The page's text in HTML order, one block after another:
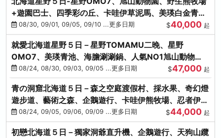
+遊園巴士、四季彩の丘、卡哇伊草泥馬、美瑛白金青
池、螃蟹吃到飽
08/30, 09/01, 09/05, 09/10 ...更多日期 $40,000 起
就愛北海道星野５日－星野TOMAMU二晚、星野
OMO7、美瑛青池、海膽涮涮鍋、人氣NO1旭山動物
園、海鮮和牛螃蟹吃到飽
08/24, 08/30, 09/03, 09/05 ...更多日期 $47,000 起
青の洞窟北海道５日－森之空庭渡假村、採水果、奇幻燈
遊步道、藝術之森、企鵝遊行、卡哇伊熊牧場、忍者伊達
時代村、螃蟹吃到飽
08/24, 09/05, 09/06, 09/09 ...更多日期 $44,000 起
初戀北海道５日－獨家洞爺直升機、企鵝遊行、天狗山纜